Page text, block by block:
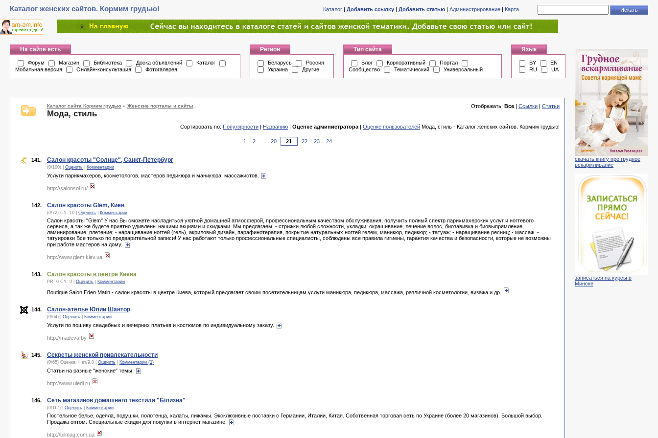
Каталог женских сайтов. Кормим грудью! Каталог | Добавить ссылку | Добавить статью | Администрирование | Карта
На сайте есть
Форум Магазин Библиотека Доска объявлений
Каталог
Мобильная версия
Онлайн-консультация Фотогалерея
Регион
Беларусь
Россия
Украина
Другие
Тип сайта
Блог Корпоративный
Портал
Сообщество
Тематический Универсальный
Язык
BY
EN
RU
UA
Каталог сайта Кормим грудью » Женские порталы и сайты Отображать: Все | Ссылки | Статьи
Мода, стиль
Сортировать по: Популярности | Названию | Оценке администратора | Оценке пользователей Мода, стиль - Каталог женских сайтов. Кормим грудью!
1 2 20 22 23 24
141. Салон красоты "Солнце", Санкт-Петербург
(0/100) | Оценить Комментарии
Услуги парикмахеров, косметологов, мастеров педикюра и маникюра, массажистов.
http://salonsol.ru/
142. Салон красоты Glem, Киев
(0/72) CY: 10 | Оценить Комментарии
Салон красоты "Glem" У нас Вы сможете насладиться уютной домашней атмосферой, профессиональным качеством обслуживания, получить полный спектр парихмахерских услуг и ногтевого
сервиса, а так же будете приятно удивлены нашими акциями и скидками. Мы предлагаем: - стрижки любой сложности, укладки, окрашивание, лечение волос, биозавивка и биовыпрямление,
ламинирование, плетение; - наращивание ногтей (гель), акриловый дизайн, парафинотерапия, покрытие натуральных ногтей гелем, маникюр, педикюр; - татуаж; - наращивание ресниц; - массаж. -
татуировки Все только по предварительной записи! У нас работают только профессиональные специалисты, соблюдены все правила гигиены, гарантия качества и безопасности, которые не возможны
при работе мастеров на дому.
http://www.glem.kiev.ua
143. Салон красоты в центре Киева
PR: 0 CY: 0 | Оценить Комментарии
Boutique Salon Eden Matin - салон красоты в центре Киева, который предлагает своим посетительницам услуги маникюра, педикюра, массажа, различной косметологии, визажа и др.
144. Салон-ателье Юлии Шантор
(0/64) | Оценить Комментарии
Услуги по пошиву свадебных и вечерних платьев и костюмов по индивидуальному заказу.
http://madeva.by
145. Секреты женской привлекательности
(0/65) Оценка: Нет/9.0 Оценить Комментарии (1)
Статьи на разные "женские" темы.
http://www.uledi.ru
146. Сеть магазинов домашнего текстиля "Білизна"
(0/117) | Оценить Комментарии
Постельное белье, одеяла, подушки, полотенца, халаты, пижамы. Эксклюзивные поставки с Германии, Италии, Китая. Собственная торговая сеть по Украине (более 20 магазинов). Большой выбор.
Продажа оптом. Специальные скидки для покупки в интернет магазине.
http://bilmag.com.ua
скачать книгу про грудное
вскармливание
записаться на курсы в
Минске